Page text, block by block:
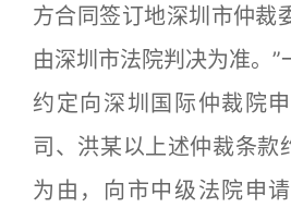
方合同签订地深圳市仲裁
由深圳市法院判决为准。
约定向深圳国际仲裁院
司、洪某以上述仲裁条款
为由，向市中级法院申